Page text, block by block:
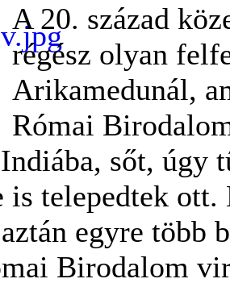
A 20. század
régész olyan
Arikamedunál,
Római
sőt, úgy
is telepedtek ott.
egyre több
Birodalom